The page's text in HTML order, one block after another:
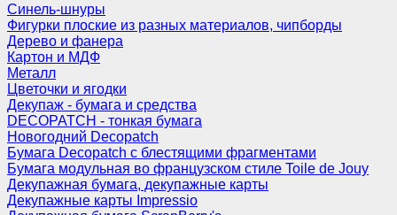
Синель-шнуры
Фигурки плоские из разных материалов, чипборды
Дерево и фанера
Картон и МДФ
Металл
Цветочки и ягодки
Декупаж - бумага и средства
DECOPATCH - тонкая бумага
Новогодний Decopatch
Бумага Decopatch с блестящими фрагментами
Бумага модульная во французском стиле Toile de Jouy
Декупажная бумага, декупажные карты
Декупажные карты Impressio